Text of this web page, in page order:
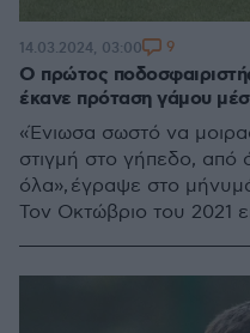
Ο πρώτος
έκανε πρόταση γάμου
«Ένιωσα σωστό να
στιγμή στο γήπεδο, από
όλα», έγραψε στο
Τον Οκτώβριο του 2021
14.03.2024, 03:00 9